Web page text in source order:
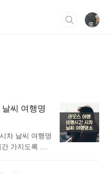
씨 여행명
차 날씨 여행명
가지도록 하